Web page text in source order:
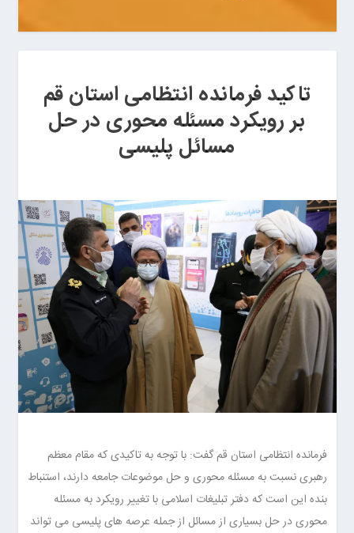
تاکید فرمانده انتظامی استان قم
بر رویکرد مسئله محوری در حل
مسائل پلیسی
فرمانده انتظامی استان قم گفت: با توجه به تاکیدی که مقام معظم
رهبری نسبت به مسئله محوری و حل موضوعات جامعه دارند، استنباط
بنده این است که دفتر تبلیغات اسلامی با تغییر رویکرد به مسئله
محوری در حل بسیاری از مسائل از جمله عرصه های پلیسی می تواند